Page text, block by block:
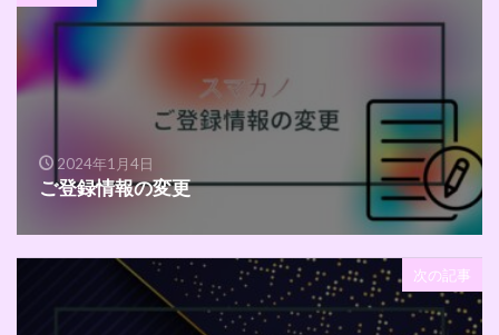
2024年1月4日
ご登録情報の変更
次の記事